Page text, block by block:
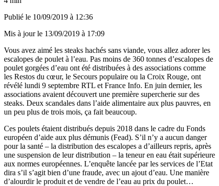
Publié le 10/09/2019 à 12:36
Mis à jour le 13/09/2019 à 17:09
Vous avez aimé les steaks hachés sans viande, vous allez adorer les
escalopes de poulet à l’eau. Pas moins de 360 tonnes d’escalopes de
poulet gorgées d’eau ont été distribuées à des associations comme
les Restos du cœur, le Secours populaire ou la Croix Rouge, ont
révélé lundi 9 septembre RTL et France Info. En juin dernier, les
associations avaient découvert une première supercherie sur des
steaks. Deux scandales dans l’aide alimentaire aux plus pauvres, en
un peu plus de trois mois, ça fait beaucoup.
Ces poulets étaient distribués depuis 2018 dans le cadre du Fonds
européen d’aide aux plus démunis (Fead). S’il n’y a aucun danger
pour la santé – la distribution des escalopes a d’ailleurs repris, après
une suspension de leur distribution – la teneur en eau était supérieure
aux normes européennes. L’enquête lancée par les services de l’Etat
dira s’il s’agit bien d’une fraude, avec un ajout d’eau. Une manière
d’alourdir le produit et de vendre de l’eau au prix du poulet…